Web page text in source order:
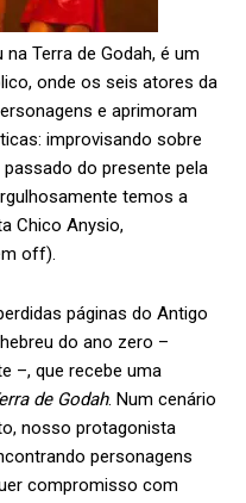
Terra de Godah, é um
onde os seis atores da
e aprimoram
improvisando sobre
do presente pela
temos a
Chico Anysio,
off).
páginas do Antigo
do ano zero –
–, que recebe uma
de Godah. Num cenário
nosso protagonista
personagens
compromisso com